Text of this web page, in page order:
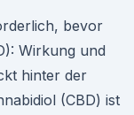
bevor
Wirkung und
hinter der
(CBD) ist